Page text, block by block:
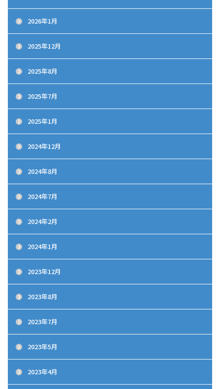
2026年1月
2025年12月
2025年8月
2025年7月
2025年1月
2024年12月
2024年8月
2024年7月
2024年2月
2024年1月
2023年12月
2023年8月
2023年7月
2023年5月
2023年4月